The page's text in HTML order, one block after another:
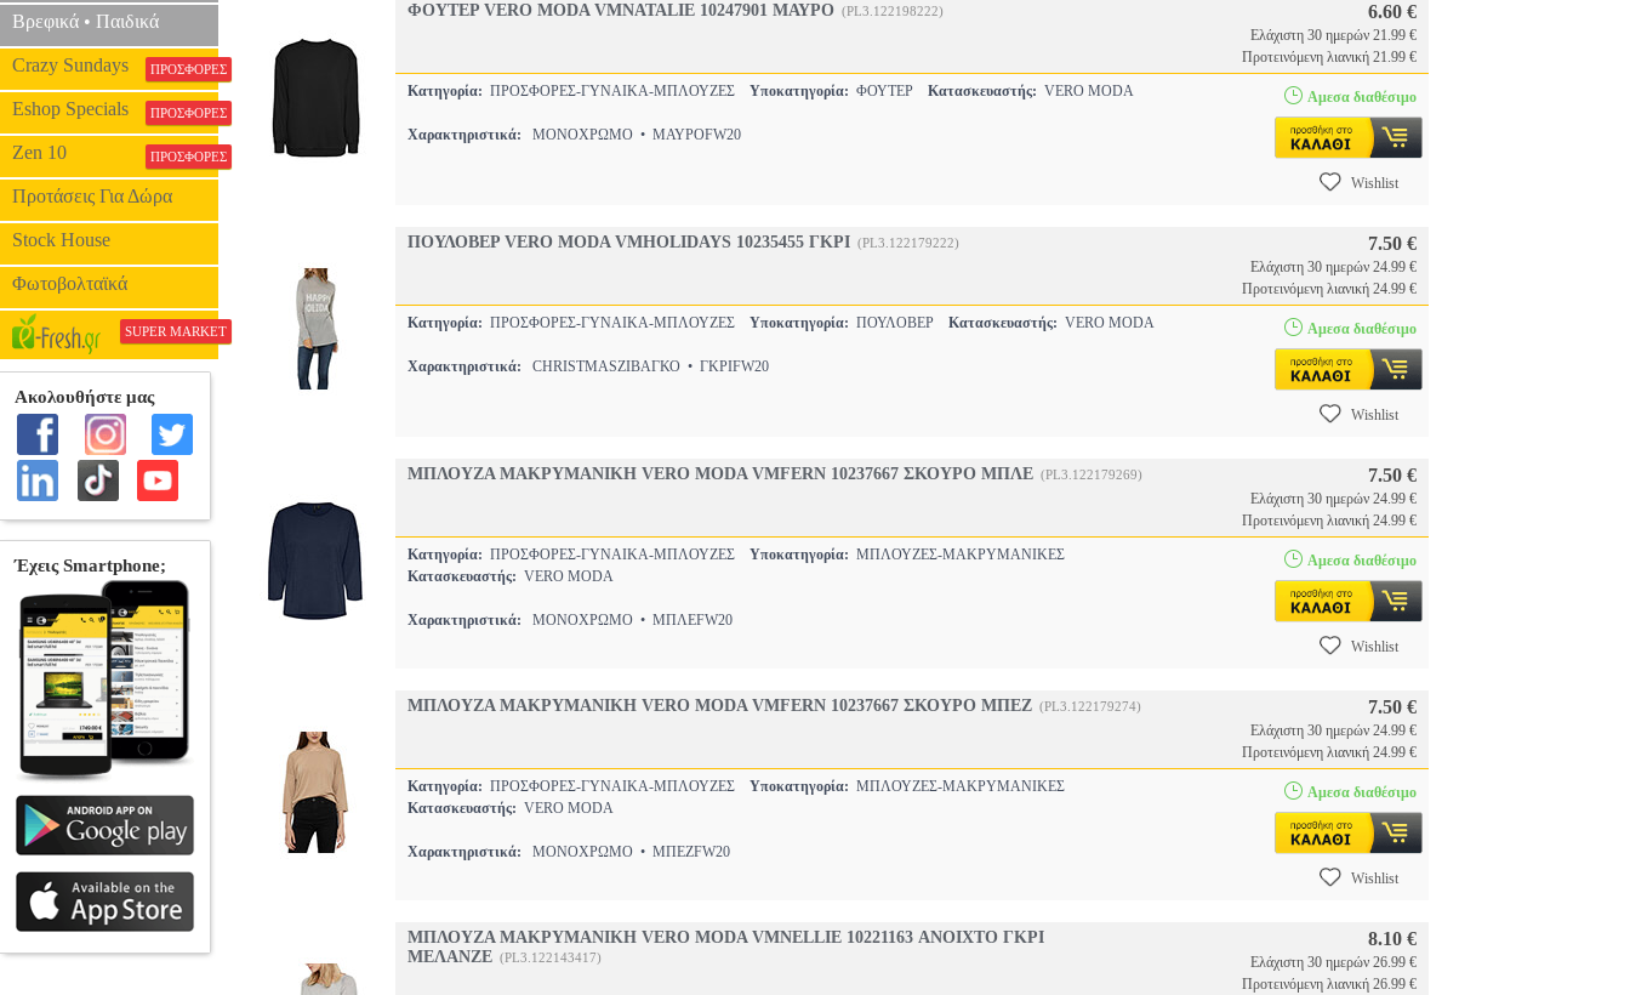
Βρεφικά • Παιδικά
Crazy Sundays ΠΡΟΣΦΟΡΕΣ
Eshop Specials ΠΡΟΣΦΟΡΕΣ
Zen 10 ΠΡΟΣΦΟΡΕΣ
Προτάσεις Για Δώρα
Stock House
Φωτοβολταϊκά
SUPER MARKET
ΦΟΥΤΕΡ VERO MODA VMNATALIE 10247901 ΜΑΥΡΟ (PL3.122198222) 6.60 €
Ελάχιστη 30 ημερών 21.99 €
Προτεινόμενη λιανική 21.99 €
Κατηγορία: ΠΡΟΣΦΟΡΕΣ-ΓΥΝΑΙΚΑ-ΜΠΛΟΥΖΕΣ Υποκατηγορία: ΦΟΥΤΕΡ Κατασκευαστής: VERO MODA
Χαρακτηριστικά: ΜΟΝΟΧΡΩΜΟ • ΜΑΥΡΟFW20
Αμεσα διαθέσιμο
Wishlist
ΠΟΥΛΟΒΕΡ VERO MODA VMHOLIDAYS 10235455 ΓΚΡΙ (PL3.122179222) 7.50 €
Ελάχιστη 30 ημερών 24.99 €
Προτεινόμενη λιανική 24.99 €
Κατηγορία: ΠΡΟΣΦΟΡΕΣ-ΓΥΝΑΙΚΑ-ΜΠΛΟΥΖΕΣ Υποκατηγορία: ΠΟΥΛΟΒΕΡ Κατασκευαστής: VERO MODA
Χαρακτηριστικά: CHRISTMASΖΙΒΑΓΚΟ • ΓΚΡΙFW20
Αμεσα διαθέσιμο
Wishlist
ΜΠΛΟΥΖΑ ΜΑΚΡΥΜΑΝΙΚΗ VERO MODA VMFERN 10237667 ΣΚΟΥΡΟ ΜΠΛΕ (PL3.122179269) 7.50 €
Ελάχιστη 30 ημερών 24.99 €
Προτεινόμενη λιανική 24.99 €
Κατηγορία: ΠΡΟΣΦΟΡΕΣ-ΓΥΝΑΙΚΑ-ΜΠΛΟΥΖΕΣ Υποκατηγορία: ΜΠΛΟΥΖΕΣ-ΜΑΚΡΥΜΑΝΙΚΕΣ
Κατασκευαστής: VERO MODA
Χαρακτηριστικά: ΜΟΝΟΧΡΩΜΟ • ΜΠΛΕFW20
Αμεσα διαθέσιμο
Wishlist
ΜΠΛΟΥΖΑ ΜΑΚΡΥΜΑΝΙΚΗ VERO MODA VMFERN 10237667 ΣΚΟΥΡΟ ΜΠΕΖ (PL3.122179274) 7.50 €
Ελάχιστη 30 ημερών 24.99 €
Προτεινόμενη λιανική 24.99 €
Κατηγορία: ΠΡΟΣΦΟΡΕΣ-ΓΥΝΑΙΚΑ-ΜΠΛΟΥΖΕΣ Υποκατηγορία: ΜΠΛΟΥΖΕΣ-ΜΑΚΡΥΜΑΝΙΚΕΣ
Κατασκευαστής: VERO MODA
Χαρακτηριστικά: ΜΟΝΟΧΡΩΜΟ • ΜΠΕΖFW20
Αμεσα διαθέσιμο
Wishlist
ΜΠΛΟΥΖΑ ΜΑΚΡΥΜΑΝΙΚΗ VERO MODA VMNELLIE 10221163 ΑΝΟΙΧΤΟ ΓΚΡΙ
ΜΕΛΑΝΖΕ (PL3.122143417)
8.10 €
Ελάχιστη 30 ημερών 26.99 €
Προτεινόμενη λιανική 26.99 €